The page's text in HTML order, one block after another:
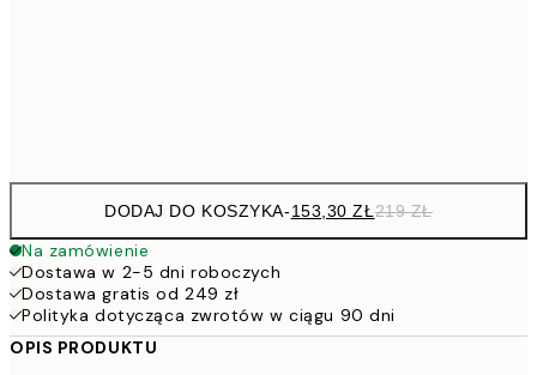
DODAJ DO KOSZYKA-153,30 ZŁ219 ZŁ
Na zamówienie
Dostawa w 2-5 dni roboczych
Dostawa gratis od 249 zł
Polityka dotycząca zwrotów w ciągu 90 dni
OPIS PRODUKTU